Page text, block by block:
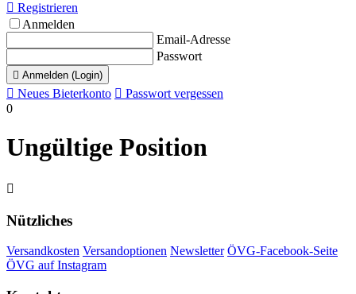
 Registrieren
Anmelden
Email-Adresse
Passwort
 Anmelden (Login)
 Neues Bieterkonto  Passwort vergessen
0
Ungültige Position

Nützliches
Versandkosten Versandoptionen Newsletter ÖVG-Facebook-Seite
ÖVG auf Instagram